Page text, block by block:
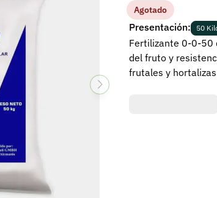
Agotado
Presentación: 50
Fertilizante 0-0-50
del fruto y
frutales y